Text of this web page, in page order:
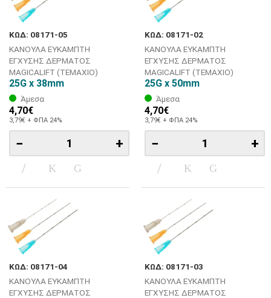
ΚΩΔ: 08171-05
ΚΑΝΟΥΛΑ ΕΥΚΑΜΠΤΗ
ΕΓΧΥΣΗΣ ΔΕΡΜΑΤΟΣ
MAGICALIFT (ΤΕΜΑΧΙΟ)
25G x 38mm
Άμεσα
4,70€
3,79€ + ΦΠΑ 24%
− +
ΚΩΔ: 08171-02
ΚΑΝΟΥΛΑ ΕΥΚΑΜΠΤΗ
ΕΓΧΥΣΗΣ ΔΕΡΜΑΤΟΣ
MAGICALIFT (ΤΕΜΑΧΙΟ)
25G x 50mm
Άμεσα
4,70€
3,79€ + ΦΠΑ 24%
− +
ΚΩΔ: 08171-04
ΚΑΝΟΥΛΑ ΕΥΚΑΜΠΤΗ
ΕΓΧΥΣΗΣ ΔΕΡΜΑΤΟΣ
ΚΩΔ: 08171-03
ΚΑΝΟΥΛΑ ΕΥΚΑΜΠΤΗ
ΕΓΧΥΣΗΣ ΔΕΡΜΑΤΟΣ